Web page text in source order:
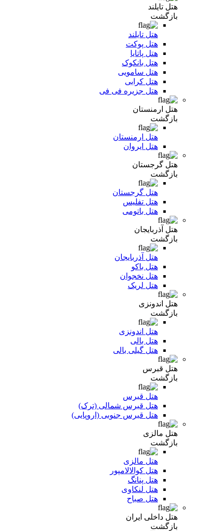
هتل تایلند
بازگشت
هتل تایلند
هتل پوکت
هتل پاتایا
هتل بانکوک
هتل سامویی
هتل کرابی
هتل جزیره فی فی
هتل ارمنستان
بازگشت
هتل ارمنستان
هتل ایروان
هتل گرجستان
بازگشت
هتل گرجستان
هتل تفلیس
هتل باتومی
هتل آذربایجان
بازگشت
هتل آذربایجان
هتل باکو
هتل نخجوان
هتل لریک
هتل اندونزی
بازگشت
هتل اندونزی
هتل بالی
هتل گیلی بالی
هتل قبرس
بازگشت
هتل قبرس
هتل قبرس شمالی (ترک)
هتل قبرس جنوبی (اروپایی)
هتل مالزی
بازگشت
هتل مالزی
هتل کوالالامپور
هتل پنانگ
هتل لنکاوی
هتل صباح
هتل داخلی ایران
بازگشت